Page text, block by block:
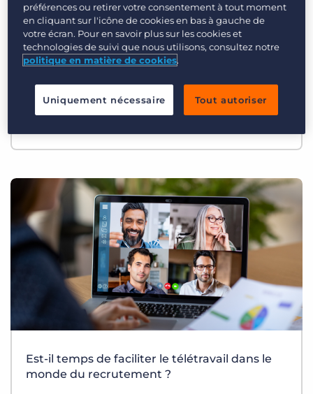
Planifier une démo Login
5 secrets pour créer une excellente
Est-il temps de faciliter le télétravail dans le
monde du recrutement ?
préférences ou retirer votre consentement à tout moment
en cliquant sur l'icône de cookies en bas à gauche de
votre écran. Pour en savoir plus sur les cookies et
technologies de suivi que nous utilisons, consultez notre
politique en matière de cookies.
Uniquement nécessaire Tout autoriser